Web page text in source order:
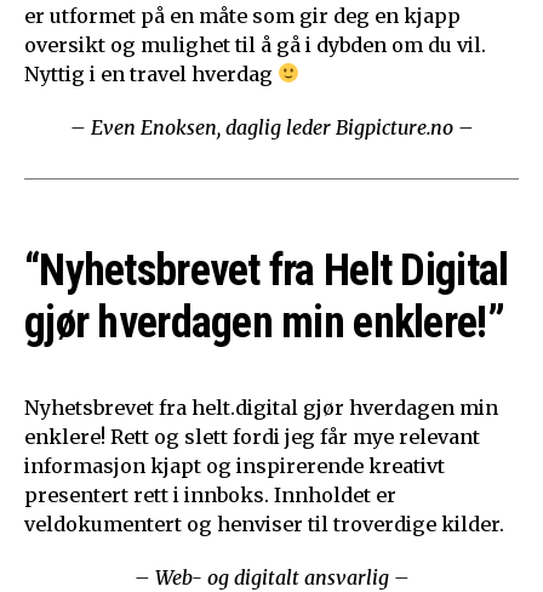
er utformet på en måte som gir deg en kjapp
oversikt og mulighet til å gå i dybden om du vil.
Nyttig i en travel hverdag
– Even Enoksen, daglig leder Bigpicture.no –
“Nyhetsbrevet fra Helt Digital
gjør hverdagen min enklere!”
Nyhetsbrevet fra helt.digital gjør hverdagen min
enklere! Rett og slett fordi jeg får mye relevant
informasjon kjapt og inspirerende kreativt
presentert rett i innboks. Innholdet er
veldokumentert og henviser til troverdige kilder.
– Web- og digitalt ansvarlig –